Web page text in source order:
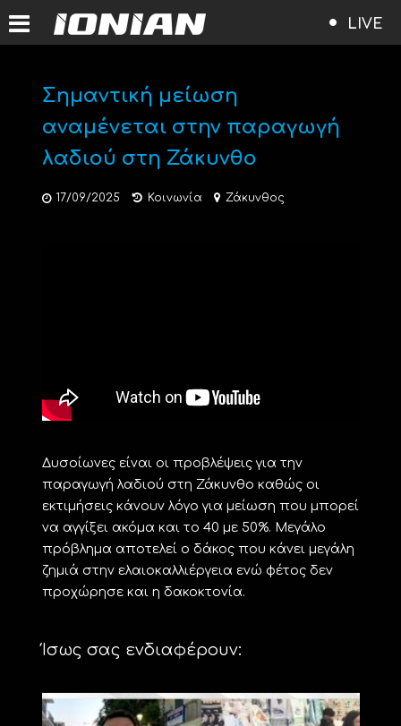
LIVE
Σημαντική μείωση
αναμένεται στην παραγωγή
λαδιού στη Ζάκυνθο
17/09/2025 Κοινωνία Ζάκυνθος
Δυσοίωνες είναι οι προβλέψεις για την
παραγωγή λαδιού στη Ζάκυνθο καθώς οι
εκτιμήσεις κάνουν λόγο για μείωση που μπορεί
να αγγίξει ακόμα και το 40 με 50%. Μεγάλο
πρόβλημα αποτελεί ο δάκος που κάνει μεγάλη
ζημιά στην ελαιοκαλλιέργεια ενώ φέτος δεν
προχώρησε και η δακοκτονία.
Ίσως σας ενδιαφέρουν: